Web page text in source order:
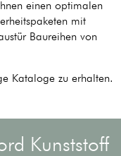
einen optimalen
mit
Baureihen von
Kataloge zu erhalten.
Kunststoff